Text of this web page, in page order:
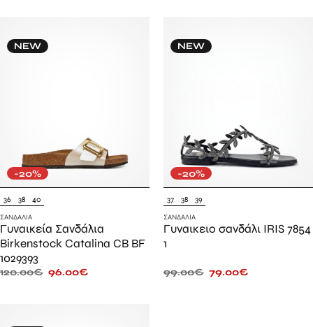
NEW
-20%
36 38 40
ΣΑΝΔΆΛΙΑ
Γυναικεία Σανδάλια
Birkenstock Catalina CB BF
1029393
120.00€ 96.00€
NEW
-20%
37 38 39
ΣΑΝΔΆΛΙΑ
Γυναικειο σανδάλι IRIS 7854
1
99.00€ 79.00€